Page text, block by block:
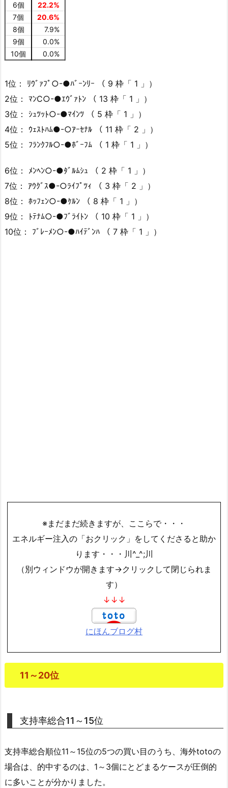
6個
22.2%
7個
20.6%
8個
7.9%
9個
0.0%
10個
0.0%
1位： ﾘｳﾞｧﾌﾟ○-●ﾊﾞｰﾝﾘｰ （ 9 枠「 1 」）
2位： ﾏﾝC○-●ｴｳﾞｧﾄﾝ （ 13 枠「 1 」）
3位： ｼｭﾂｯﾄ○-●ﾏｲﾝﾂ （ 5 枠「 1 」）
4位： ｳｪｽﾄﾊﾑ●-○ｱｰｾﾅﾙ （ 11 枠「 2 」）
5位： ﾌﾗﾝｸﾌﾙ○-●ﾎﾞｰﾌﾑ （ 1 枠「 1 」）
6位： ﾒﾝﾍﾝ○-●ﾀﾞﾙﾑｼｭ （ 2 枠「 1 」）
7位： ｱｳｸﾞｽ●-○ﾗｲﾌﾟﾂｨ （ 3 枠「 2 」）
8位： ﾎｯﾌｪﾝ○-●ｹﾙﾝ （ 8 枠「 1 」）
9位： ﾄﾃﾅﾑ○-●ﾌﾞﾗｲﾄﾝ （ 10 枠「 1 」）
10位： ﾌﾞﾚｰﾒﾝ○-●ﾊｲﾃﾞﾝﾊ （ 7 枠「 1 」）
※まだまだ続きますが、ここらで・・・
エネルギー注入の「おクリック」をしてくださると助か
ります・・・川^_^;川
（別ウィンドウが開きます→クリックして閉じられま
す）
↓↓↓
にほんブログ村
11～20位
支持率総合11～15位
支持率総合順位11～15位の5つの買い目のうち、海外totoの
場合は、的中するのは、1～3個にとどまるケースが圧倒的
に多いことが分かりました。